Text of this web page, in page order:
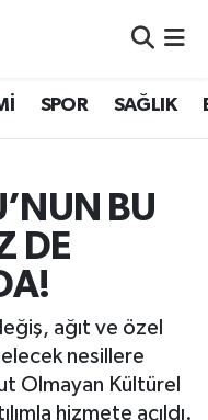
SPOR SAĞLIK
BU
DE
ağıt ve özel
nesillere
Olmayan Kültürel
hizmete açıldı.